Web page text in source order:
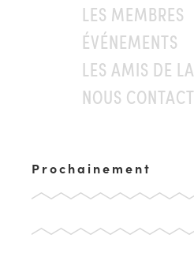
LES MEMBRES
ÉVÉNEMENTS
LES AMIS DE
NOUS
Prochainement